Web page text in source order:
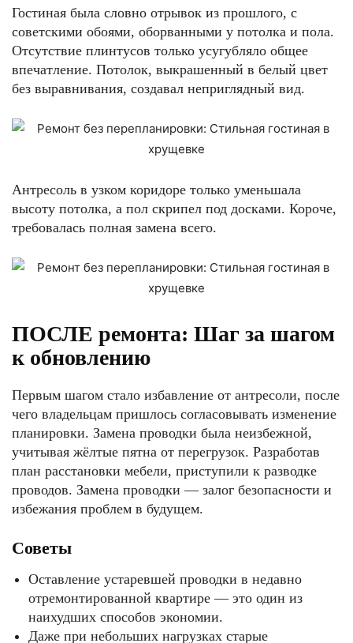
Гостиная была словно отрывок из прошлого, с
советскими обоями, оборванными у потолка и пола.
Отсутствие плинтусов только усугубляло общее
впечатление. Потолок, выкрашенный в белый цвет
без выравнивания, создавал неприглядный вид.
Антресоль в узком коридоре только уменьшала
высоту потолка, а пол скрипел под досками. Короче,
требовалась полная замена всего.
ПОСЛЕ ремонта: Шаг за шагом
к обновлению
Первым шагом стало избавление от антресоли, после
чего владельцам пришлось согласовывать изменение
планировки. Замена проводки была неизбежной,
учитывая жёлтые пятна от перегрузок. Разработав
план расстановки мебели, приступили к разводке
проводов. Замена проводки — залог безопасности и
избежания проблем в будущем.
Советы
Оставление устаревшей проводки в недавно
отремонтированной квартире — это один из
наихудших способов экономии.
Даже при небольших нагрузках старые